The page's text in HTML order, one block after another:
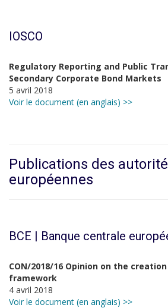
IOSCO
Regulatory Reporting and Public
Secondary Corporate Bond Markets
5 avril 2018
Voir le document (en anglais) >>
Publications des
européennes
BCE | Banque centrale
CON/2018/16 Opinion on the
framework
4 avril 2018
Voir le document (en anglais) >>